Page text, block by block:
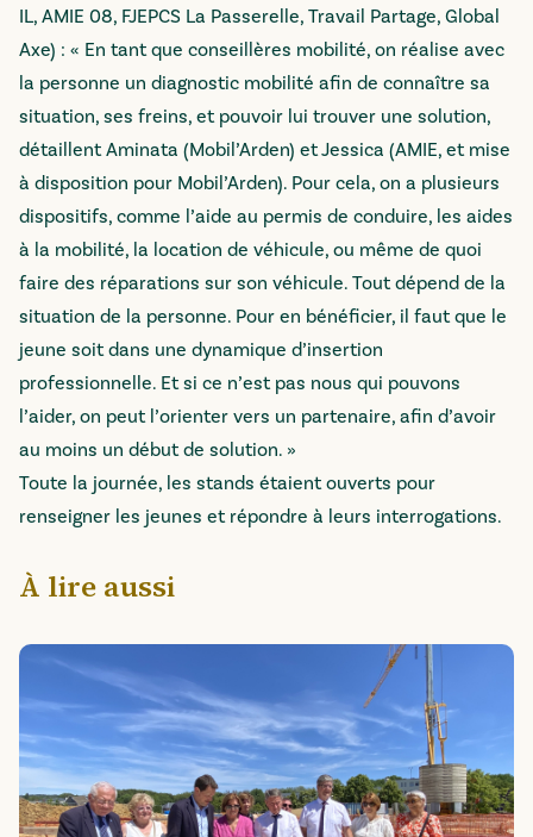
IL, AMIE 08, FJEPCS La Passerelle, Travail Partage, Global
Axe) : « En tant que conseillères mobilité, on réalise avec
la personne un diagnostic mobilité afin de connaître sa
situation, ses freins, et pouvoir lui trouver une solution,
détaillent Aminata (Mobil’Arden) et Jessica (AMIE, et mise
à disposition pour Mobil’Arden). Pour cela, on a plusieurs
dispositifs, comme l’aide au permis de conduire, les aides
à la mobilité, la location de véhicule, ou même de quoi
faire des réparations sur son véhicule. Tout dépend de la
situation de la personne. Pour en bénéficier, il faut que le
jeune soit dans une dynamique d’insertion
professionnelle. Et si ce n’est pas nous qui pouvons
l’aider, on peut l’orienter vers un partenaire, afin d’avoir
au moins un début de solution. »
Toute la journée, les stands étaient ouverts pour
renseigner les jeunes et répondre à leurs interrogations.
À lire aussi